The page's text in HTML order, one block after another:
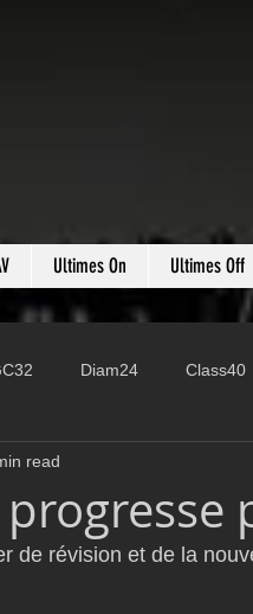
Ultimes On Ultimes Off
Diam24 Class40
40
Botin 52 Classe 50
read
de révision et de la